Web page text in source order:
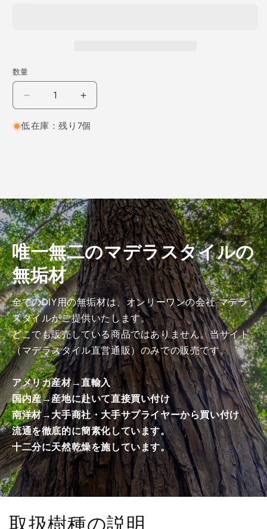
数量
ー
立
方
体
75×75×75
（仕
上
げ
加
工
済
み
商
品）
の
数
量
を
減
ら
す
ウ
ー
立
方
体
75×75×75
（仕
上
げ
加
工
済
み
商
品）
の
数
量
を
増
や
す
低在庫：残り7個
唯一無二のマデラスタイルの
無垢材
全てのDIY用の無垢材は、オンリーワンの会社 マデラ
スタイルがご提供いたします。
どこでも販売している商品ではありません。当サイト
（マデラスタイル直営通販）のみでの販売です。
アメリカ産材→直輸入
国内産→産地に赴いて直接買い付け
南洋材→大手商社・大手サプライヤーから買い付け
流通を徹底的に簡素化しています。
十二分に天然乾燥を施しています。